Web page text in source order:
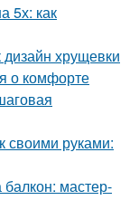
5х: как
хрущевки
о комфорте
своими руками:
мастер-